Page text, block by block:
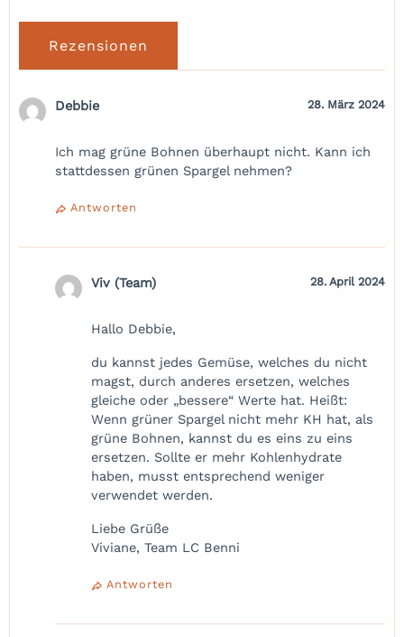
Rezensionen
Debbie 28. März 2024
Ich mag grüne Bohnen überhaupt nicht. Kann ich
stattdessen grünen Spargel nehmen?
Antworten
Viv (Team) 28. April 2024
Hallo Debbie,
du kannst jedes Gemüse, welches du nicht
magst, durch anderes ersetzen, welches
gleiche oder „bessere“ Werte hat. Heißt:
Wenn grüner Spargel nicht mehr KH hat, als
grüne Bohnen, kannst du es eins zu eins
ersetzen. Sollte er mehr Kohlenhydrate
haben, musst entsprechend weniger
verwendet werden.
Liebe Grüße
Viviane, Team LC Benni
Antworten